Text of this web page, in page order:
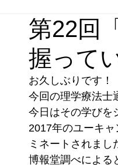
第22回
握って
お久しぶりです！
今回の理学療法士
今日はその学びを
2017年のユーキ
ミネートされまし
博報堂調べによる